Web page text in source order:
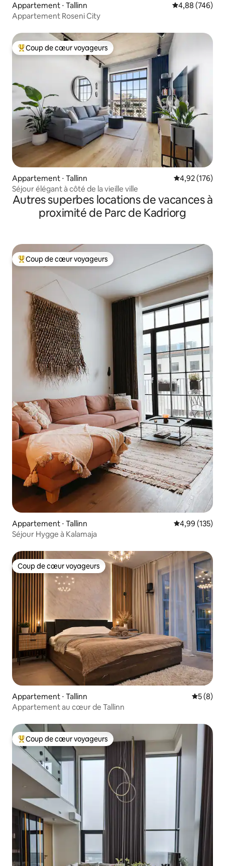
Appartement ⋅ Tallinn Évaluation
4,88 (746)
Appartement Roseni City
Coups de cœur voyageurs les plus appréciés
Coup de cœur voyageurs
Appartement ⋅ Tallinn Évaluation
4,92 (176)
Séjour élégant à côté de la vieille ville
Autres superbes locations de vacances à
proximité de Parc de Kadriorg
Coups de cœur voyageurs les plus appréciés
Coup de cœur voyageurs
Appartement ⋅ Tallinn Évaluation
4,99 (135)
Séjour Hygge à Kalamaja
Coup de cœur voyageurs
Coup de cœur voyageurs
Appartement ⋅ Tallinn
5 (8)
Appartement au cœur de Tallinn
Coups de cœur voyageurs les plus appréciés
Coup de cœur voyageurs